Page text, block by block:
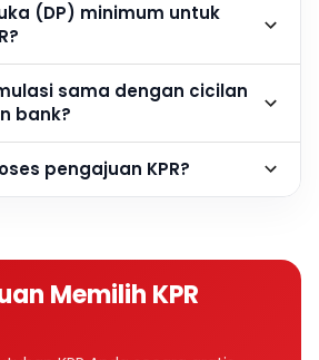
(DP) minimum untuk
sama dengan cicilan
bank?
pengajuan KPR?
Memilih KPR